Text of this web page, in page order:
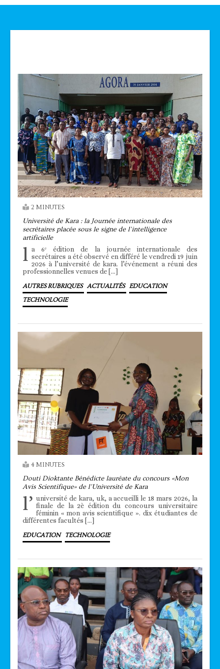
2 MINUTES
Université de Kara : la Journée internationale des
secrétaires placée sous le signe de l’intelligence
artificielle
l a 6ᵉ édition de la journée internationale des
secrétaires a été observé en différé le vendredi 19 juin
2026 à l’université de kara. l’événement a réuni des
professionnelles venues de […]
AUTRES RUBRIQUES ACTUALITÉS EDUCATION
TECHNOLOGIE
4 MINUTES
Douti Dioktante Bénédicte lauréate du concours «Mon
Avis Scientifique» de l’Université de Kara
l’ université de kara, uk, a accueilli le 18 mars 2026, la
finale de la 2è édition du concours universitaire
féminin « mon avis scientifique ». dix étudiantes de
différentes facultés […]
EDUCATION TECHNOLOGIE